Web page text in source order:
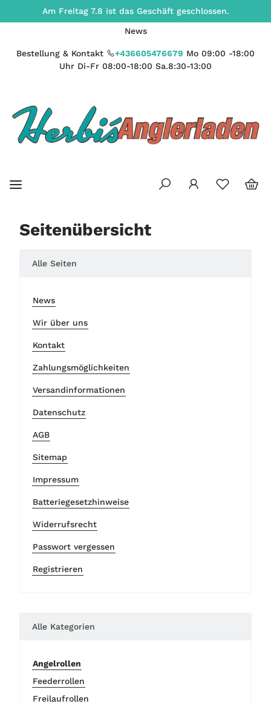
Am Freitag 7.8 ist das Geschäft geschlossen.
News
Bestellung & Kontakt +436605476679 Mo 09:00 -18:00
Uhr Di-Fr 08:00-18:00 Sa.8:30-13:00
Seitenübersicht
Alle Seiten
News
Wir über uns
Kontakt
Zahlungsmöglichkeiten
Versandinformationen
Datenschutz
AGB
Sitemap
Impressum
Batteriegesetzhinweise
Widerrufsrecht
Passwort vergessen
Registrieren
Alle Kategorien
Angelrollen
Feederrollen
Freilaufrollen